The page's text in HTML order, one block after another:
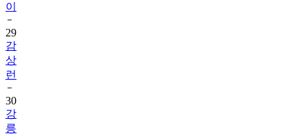
이
29
감
상
런
30
강
릉